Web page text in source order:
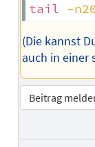
tail -
(Die kannst
auch in einer
Beitrag